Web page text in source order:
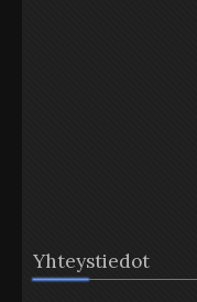
Yhteystiedot